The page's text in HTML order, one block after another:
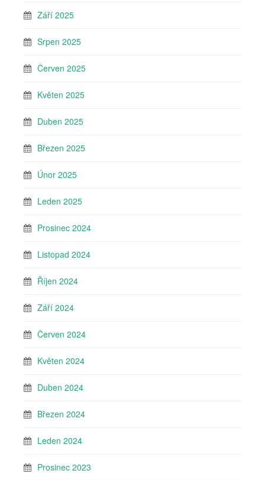
Září 2025
Srpen 2025
Červen 2025
Květen 2025
Duben 2025
Březen 2025
Únor 2025
Leden 2025
Prosinec 2024
Listopad 2024
Říjen 2024
Září 2024
Červen 2024
Květen 2024
Duben 2024
Březen 2024
Leden 2024
Prosinec 2023